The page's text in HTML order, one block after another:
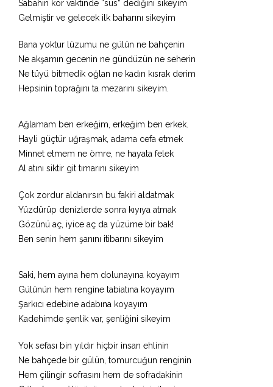
Sabahın kör vaktinde “sus” dediğini sikeyim
Gelmiştir ve gelecek ilk baharını sikeyim
Bana yoktur lüzumu ne gülün ne bahçenin
Ne akşamın gecenin ne gündüzün ne seherin
Ne tüyü bitmedik oğlan ne kadın kısrak derim
Hepsinin toprağını ta mezarını sikeyim.
Ağlamam ben erkeğim, erkeğim ben erkek.
Hayli güçtür uğraşmak, adama cefa etmek
Minnet etmem ne ömre, ne hayata felek
Al atını siktir git tımarını sikeyim
Çok zordur aldanırsın bu fakiri aldatmak
Yüzdürüp denizlerde sonra kıyıya atmak
Gözünü aç, iyice aç da yüzüme bir bak!
Ben senin hem şanını itibarını sikeyim
Saki, hem ayına hem dolunayına koyayım
Gülünün hem rengine tabiatına koyayım
Şarkıcı edebine adabına koyayım
Kadehimde şenlik var, şenliğini sikeyim
Yok sefası bin yıldır hiçbir insan ehlinin
Ne bahçede bir gülün, tomurcuğun renginin
Hem çilingir sofrasını hem de sofradakinin